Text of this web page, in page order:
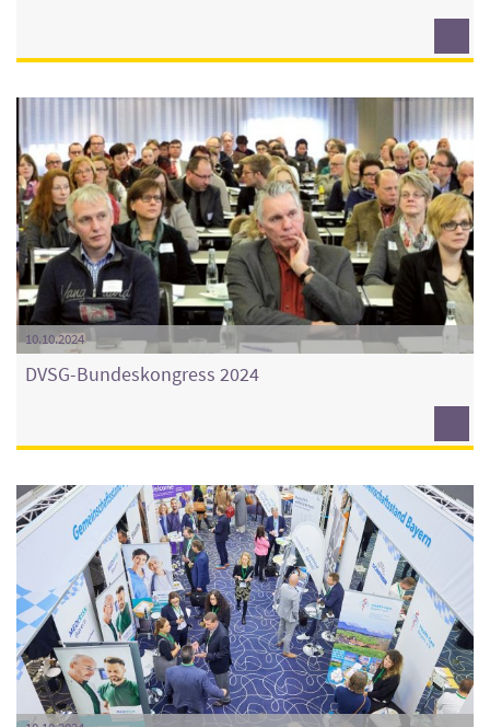
10.10.2024
DVSG-Bundeskongress 2024